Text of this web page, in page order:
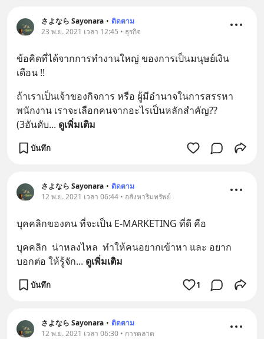
さよなら Sayonara • ติดตาม
23 พ.ย. 2021 เวลา 12:45 • ธุรกิจ
ข้อคิดที่ได้จากการทำงานใหญ่ ของการเป็นมนุษย์เงิน
เดือน !!
ถ้าเราเป็นเจ้าของกิจการ หรือ ผู้มีอำนาจในการสรรหา
พนักงาน เราจะเลือกคนจากอะไรเป็นหลักสำคัญ??
(3อันดับ... ดูเพิ่มเติม
บันทึก
さよなら Sayonara • ติดตาม
12 พ.ย. 2021 เวลา 06:44 • อสังหาริมทรัพย์
บุคคลิกของคน ที่จะเป็น E-MARKETING ที่ดี คือ
บุคคลิก  น่าหลงไหล  ทำให้คนอยากเข้าหา และ อยาก
บอกต่อ ให้รู้จัก... ดูเพิ่มเติม
บันทึก 1
さよなら Sayonara • ติดตาม
12 พ.ย. 2021 เวลา 06:30 • การตลาด